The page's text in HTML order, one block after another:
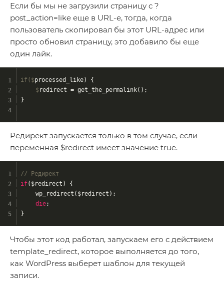
Если бы мы не загрузили страницу с ?
post_action=like еще в URL-е, тогда, когда
пользователь скопировал бы этот URL-адрес или
просто обновил страницу, это добавило бы еще
один лайк.
if($processed_like) {
	$
redirect = get_the_permalink();
}
Редирект запускается только в том случае, если
переменная $redirect имеет значение true.
// Редирект
if($redirect) {
	wp_redirect($redirect);
die;
}
Чтобы этот код работал, запускаем его с действием
template_redirect, которое выполняется до того,
как WordPress выберет шаблон для текущей
записи.